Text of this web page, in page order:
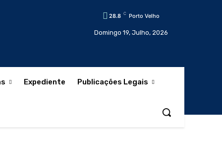
28.8 C Porto Velho
Domingo 19, Julho, 2026
Expediente Publicações Legais